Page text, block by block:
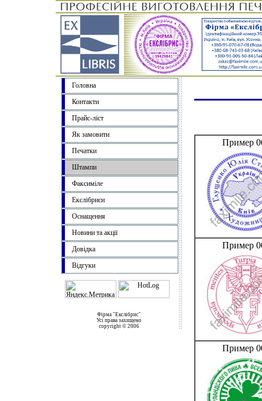
Головна
Контакти
Прайс-ліст
Як замовити
Печатки
Штампи
Факсиміле
Екслібриси
Оснащення
Новини та акції
Довідка
Відгуки
Фірма "Екслібрис"
Усі права захищено
copyright © 2006
Пример
Пример
Пример